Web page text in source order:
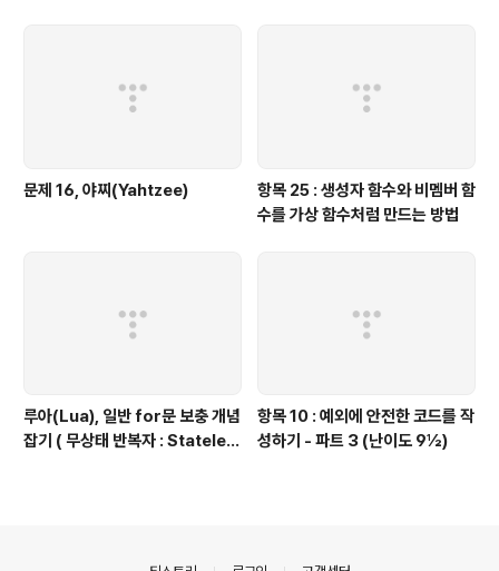
문제 16, 야찌(Yahtzee)
항목 25 : 생성자 함수와 비멤버 함
수를 가상 함수처럼 만드는 방법
루아(Lua), 일반 for문 보충 개념
잡기 ( 무상태 반복자 : Stateles
항목 10 : 예외에 안전한 코드를 작
성하기 - 파트 3 (난이도 9½)